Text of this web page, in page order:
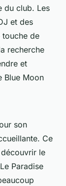
du club. Les
et des
touche de
recherche
et
Blue Moon
son
Ce
le
Paradise